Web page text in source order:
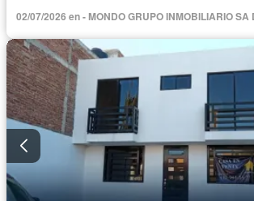
02/07/2026 en - MONDO GRUPO INMOBILIARIO SA